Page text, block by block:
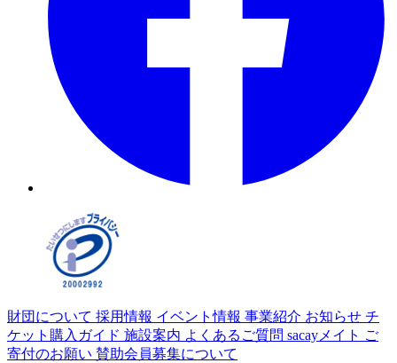
財団について 採用情報 イベント情報 事業紹介 お知らせ チ
ケット購入ガイド 施設案内 よくあるご質問 sacayメイト ご
寄付のお願い 賛助会員募集について